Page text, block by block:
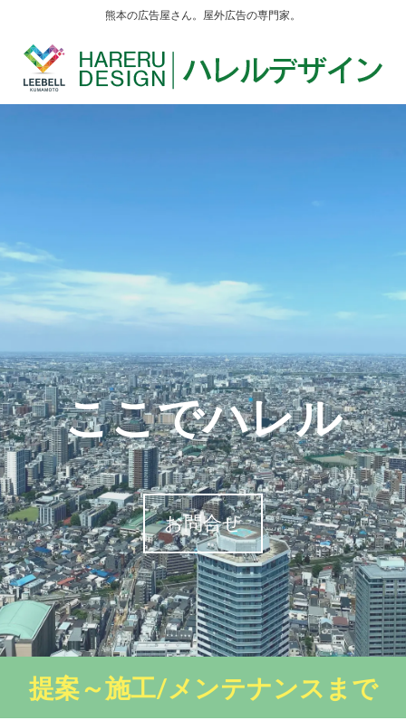
熊本の広告屋さん。屋外広告の専門家。
ここでハレル
お問合せ
提案～施工/メンテナンスまで